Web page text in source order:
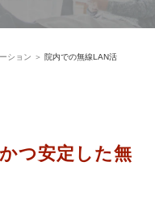
ション ＞院内での無線LAN活
つ安定した無